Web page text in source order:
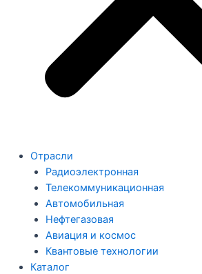
Отрасли
Радиоэлектронная
Телекоммуникационная
Автомобильная
Нефтегазовая
Авиация и космос
Квантовые технологии
Каталог